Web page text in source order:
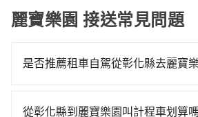
麗寶樂園 接送常見問題
是否推薦租車自駕從彰化縣去麗寶
時不需要閉目養神（因為要自己開車
從彰化縣到麗寶樂園叫計程車划算